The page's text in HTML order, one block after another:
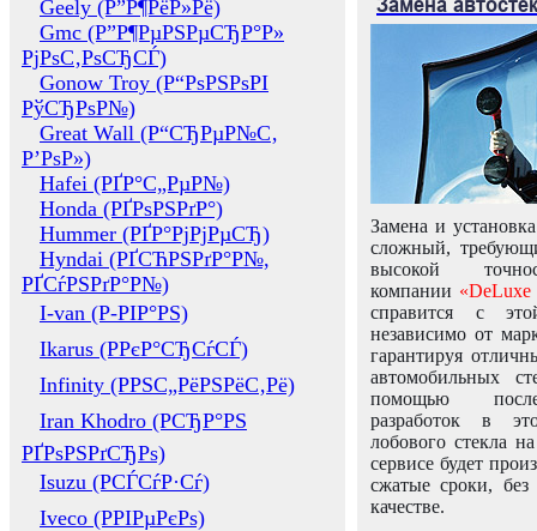
Geely (Р”Р¶РёР»Рё)
Gmc (Р”Р¶РµРЅРµСЂР°Р»
РјРѕС‚РѕСЂСЃ)
Gonow Troy (Р“РѕРЅРѕРІ
РўСЂРѕР№)
Great Wall (Р“СЂРµР№С‚
Р’РѕР»)
Hafei (РҐР°С„РµР№)
Honda (РҐРѕРЅРґР°)
Hummer (РҐР°РјРјРµСЂ)
Hyndai (РҐСЋРЅРґР°Р№,
РҐСѓРЅРґР°Р№)
I-van (Р-РІР°РЅ)
Ikarus (РРєР°СЂСѓСЃ)
Infinity (РРЅС„РёРЅРёС‚Рё)
Iran Khodro (РСЂР°РЅ
РҐРѕРЅРґСЂРѕ)
Isuzu (РСЃСѓР·Сѓ)
Iveco (РРІРµРєРѕ)
Замена и
сложный,
высокой
компании «DeLuxe
справится с
независимо от
гарантируя
автомобильных
помощью
разработок в
лобового стекла
сервисе будет
сжатые сроки,
качестве.